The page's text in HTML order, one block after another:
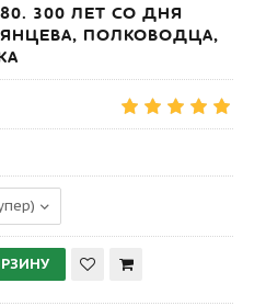
300 ЛЕТ СО ДНЯ
ПОЛКОВОДЦА,